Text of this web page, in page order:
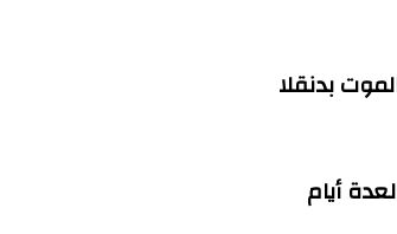
أيام